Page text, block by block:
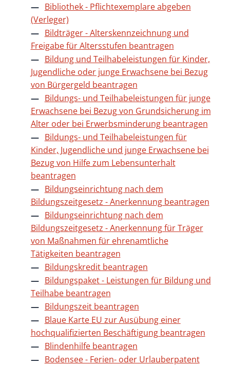
Bibliothek - Pflichtexemplare abgeben
(Verleger)
Bildträger - Alterskennzeichnung und
Freigabe für Altersstufen beantragen
Bildung und Teilhabeleistungen für Kinder,
Jugendliche oder junge Erwachsene bei Bezug
von Bürgergeld beantragen
Bildungs- und Teilhabeleistungen für junge
Erwachsene bei Bezug von Grundsicherung im
Alter oder bei Erwerbsminderung beantragen
Bildungs- und Teilhabeleistungen für
Kinder, Jugendliche und junge Erwachsene bei
Bezug von Hilfe zum Lebensunterhalt
beantragen
Bildungseinrichtung nach dem
Bildungszeitgesetz - Anerkennung beantragen
Bildungseinrichtung nach dem
Bildungszeitgesetz - Anerkennung für Träger
von Maßnahmen für ehrenamtliche
Tätigkeiten beantragen
Bildungskredit beantragen
Bildungspaket - Leistungen für Bildung und
Teilhabe beantragen
Bildungszeit beantragen
Blaue Karte EU zur Ausübung einer
hochqualifizierten Beschäftigung beantragen
Blindenhilfe beantragen
Bodensee - Ferien- oder Urlauberpatent